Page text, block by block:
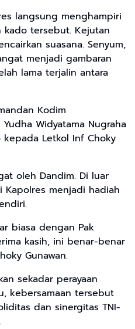
langsung menghampiri
kado tersebut. Kejutan
suasana. Senyum,
menjadi gambaran
lama terjalin antara
Kodim
Widyatama Nugraha
kepada Letkol Inf Choky
oleh Dandim. Di luar
Kapolres menjadi hadiah
biasa dengan Pak
kasih, ini benar-benar
Gunawan.
sekadar perayaan
kebersamaan tersebut
dan sinergitas TNI-